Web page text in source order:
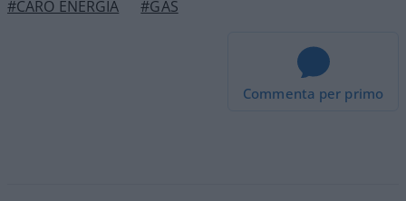
#CARO ENERGIA #GAS
Commenta per primo